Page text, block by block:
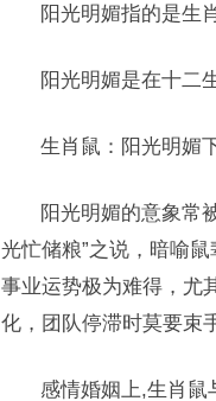
阳光明媚指的是生
阳光明媚是在十二
生肖鼠：阳光明媚
阳光明媚的意象常
光忙储粮”之说，暗喻
事业运势极为难得，尤
化，团队停滞时莫要束
感情婚姻上,生肖鼠